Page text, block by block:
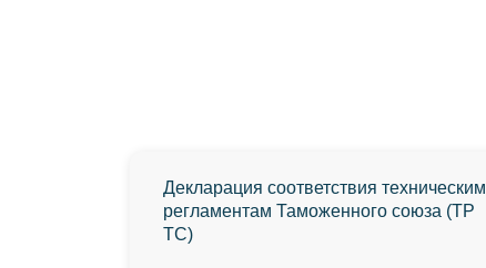
Декларация соответствия техническим
регламентам Таможенного союза (ТР
ТС)